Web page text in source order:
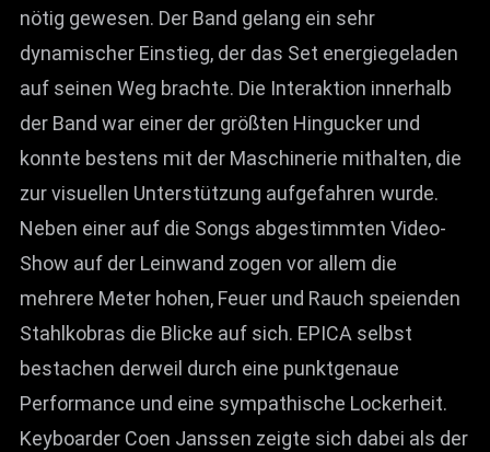
nötig gewesen. Der Band gelang ein sehr
dynamischer Einstieg, der das Set energiegeladen
auf seinen Weg brachte. Die Interaktion innerhalb
der Band war einer der größten Hingucker und
konnte bestens mit der Maschinerie mithalten, die
zur visuellen Unterstützung aufgefahren wurde.
Neben einer auf die Songs abgestimmten Video-
Show auf der Leinwand zogen vor allem die
mehrere Meter hohen, Feuer und Rauch speienden
Stahlkobras die Blicke auf sich. EPICA selbst
bestachen derweil durch eine punktgenaue
Performance und eine sympathische Lockerheit.
Keyboarder Coen Janssen zeigte sich dabei als der